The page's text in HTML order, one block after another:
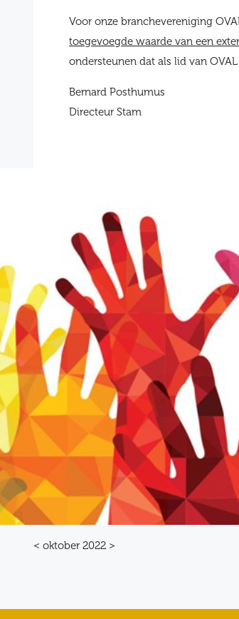
Voor onze branchevereniging
toegevoegde waarde van een
ondersteunen dat als lid van
Bernard Posthumus
Directeur Stam
< oktober 2022 >